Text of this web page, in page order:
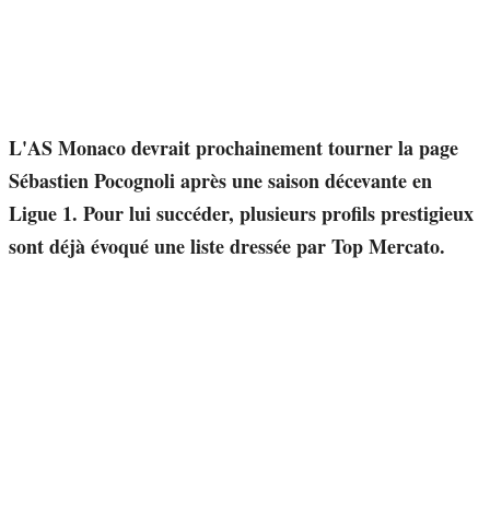
L'AS Monaco devrait prochainement tourner la page
Sébastien Pocognoli après une saison décevante en
Ligue 1. Pour lui succéder, plusieurs profils prestigieux
sont déjà évoqué une liste dressée par Top Mercato.